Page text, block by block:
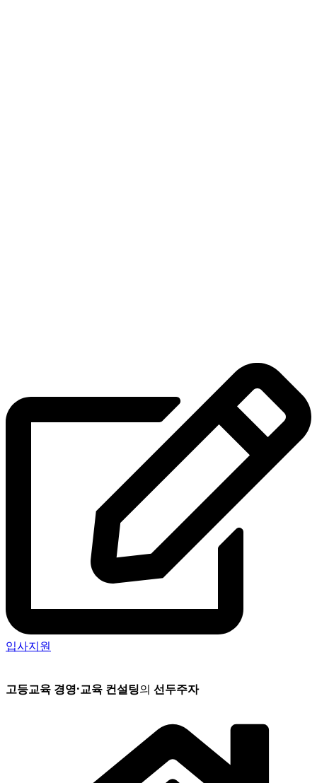
입사지원
고등교육 경영·교육 컨설팅의 선두주자